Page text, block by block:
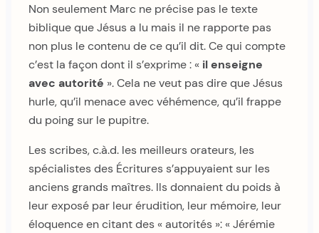
Non seulement Marc ne précise pas le texte
biblique que Jésus a lu mais il ne rapporte pas
non plus le contenu de ce qu’il dit. Ce qui compte
c’est la façon dont il s’exprime : « il enseigne
avec autorité ». Cela ne veut pas dire que Jésus
hurle, qu’il menace avec véhémence, qu’il frappe
du poing sur le pupitre.
Les scribes, c.à.d. les meilleurs orateurs, les
spécialistes des Écritures s’appuyaient sur les
anciens grands maîtres. Ils donnaient du poids à
leur exposé par leur érudition, leur mémoire, leur
éloquence en citant des « autorités »: « Jérémie